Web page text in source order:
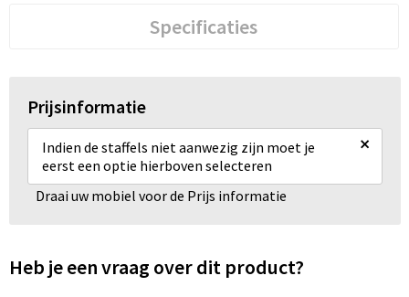
Specificaties
Prijsinformatie
Indien de staffels niet aanwezig zijn moet je
eerst een optie hierboven selecteren
×
Draai uw mobiel voor de Prijs informatie
Heb je een vraag over dit product?